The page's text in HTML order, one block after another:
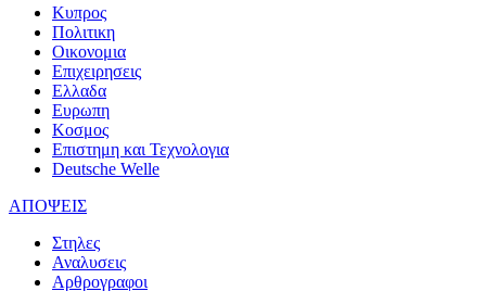
Κυπρος
Πολιτικη
Οικονομια
Επιχειρησεις
Ελλαδα
Ευρωπη
Κοσμος
Επιστημη και Τεχνολογια
Deutsche Welle
ΑΠΟΨΕΙΣ
Στηλες
Αναλυσεις
Αρθρογραφοι